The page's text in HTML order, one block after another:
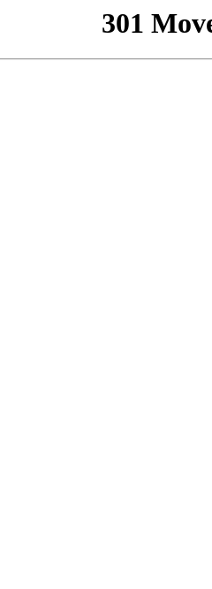
301